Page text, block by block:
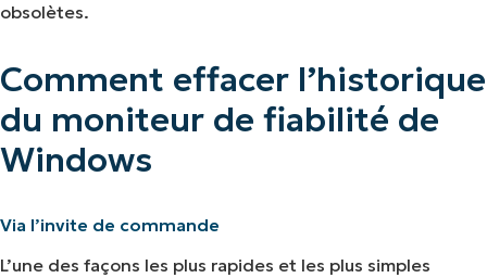
obsolètes.
Comment effacer l’historique
du moniteur de fiabilité de
Windows
Via l’invite de commande
L’une des façons les plus rapides et les plus simples